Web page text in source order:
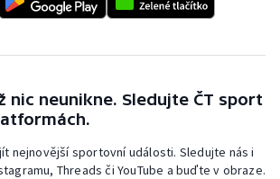
nic neunikne. Sledujte ČT sport
nejnovější sportovní události. Sledujte nás i
Threads či YouTube a buďte v obraze.